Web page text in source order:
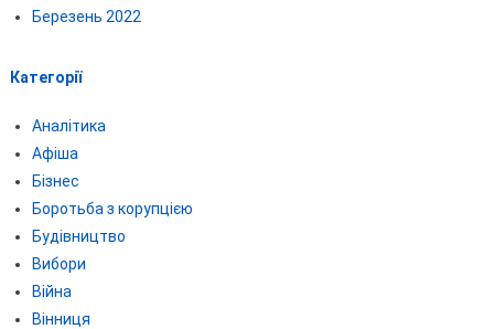
Березень 2022
Категорії
Аналітика
Афіша
Бізнес
Боротьба з корупцією
Будівництво
Вибори
Війна
Вінниця